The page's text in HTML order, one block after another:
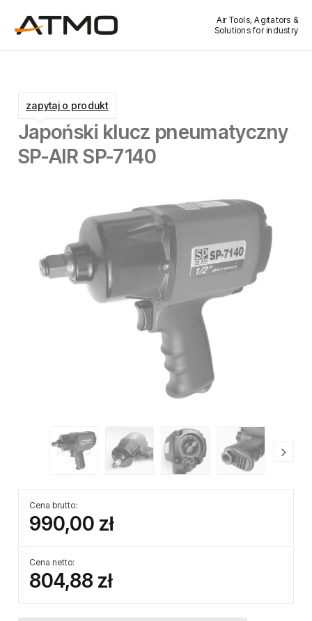
Air Tools, Agitators &
Solutions for industry
Japoński klucz pneumatyczny
SP-AIR SP-7140
Cena brutto:
990,00 zł
Cena netto:
804,88 zł
zapytaj o produkt